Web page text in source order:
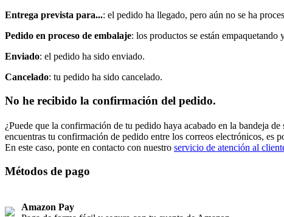
Entrega prevista para...: el pedido ha llegado, pero aún no se ha
Pedido en proceso de embalaje: los productos se están
Enviado: el pedido ha sido enviado.
Cancelado: tu pedido ha sido cancelado.
No he recibido la confirmación del pedido.
¿Puede que la confirmación de tu pedido haya acabado en la bandeja
encuentras tu confirmación de pedido entre los correos electrónicos, es
En este caso, ponte en contacto con nuestro servicio de atención al
Métodos de pago
Amazon Pay